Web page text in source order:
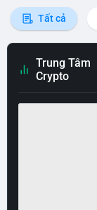
Tất cả
Trung Tâm
Crypto